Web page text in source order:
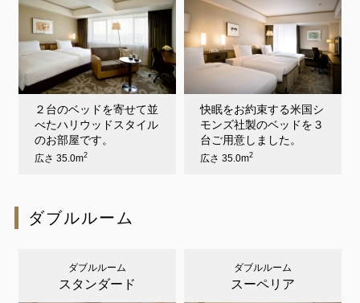
２台のベッドを寄せて並
べたハリウッドスタイル
のお部屋です。
広さ 35.0m2
快眠をお約束する米国シ
モンズ社製のベッドを３
台ご用意しました。
広さ 35.0m2
ダブルルーム
ダブルルーム
スタンダード
ダブルルーム
スーペリア